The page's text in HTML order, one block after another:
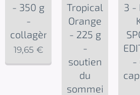
- 350 g
-
collagène
19,65 €
Tropical
Orange
- 225 g
-
soutien
du
sommeil
3 -
-